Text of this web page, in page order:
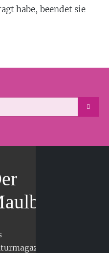
habe, beendet sie